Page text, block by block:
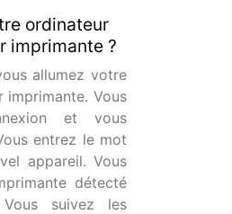
ordinateur
imprimante ?
allumez votre
Vous
et vous
entrez le mot
appareil. Vous
détecté
suivez les